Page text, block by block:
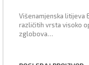
Višenamjenska litijeva
različitih vrsta visoko
zglobova…